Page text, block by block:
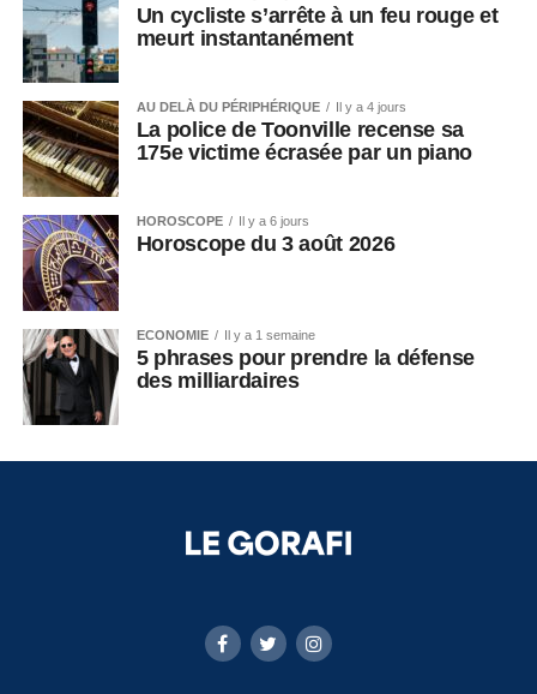
Un cycliste s’arrête à un feu rouge et
meurt instantanément
AU DELÀ DU PÉRIPHÉRIQUE Il y a 4 jours
La police de Toonville recense sa
175e victime écrasée par un piano
HOROSCOPE Il y a 6 jours
Horoscope du 3 août 2026
ECONOMIE Il y a 1 semaine
5 phrases pour prendre la défense
des milliardaires